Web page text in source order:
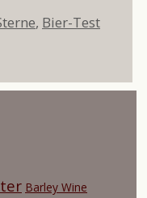
, Bier-Test
Barley Wine